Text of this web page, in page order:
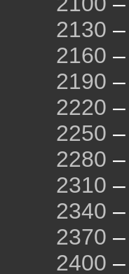
2130 –
2160 –
2190 –
2220 –
2250 –
2280 –
2310 –
2340 –
2370 –
2400 –